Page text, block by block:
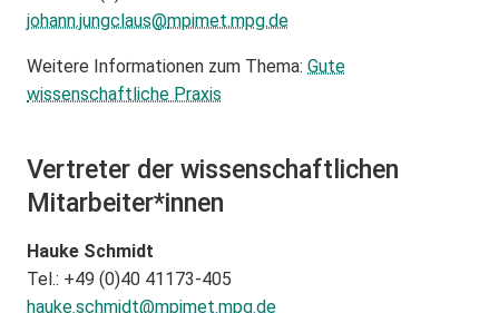
johann.jungclaus@mpimet.mpg.de
Weitere Informationen zum Thema: Gute
wissenschaftliche Praxis
Vertreter der wissenschaftlichen
Mitarbeiter*innen
Hauke Schmidt
Tel.: +49 (0)40 41173-405
hauke.schmidt@mpimet.mpg.de